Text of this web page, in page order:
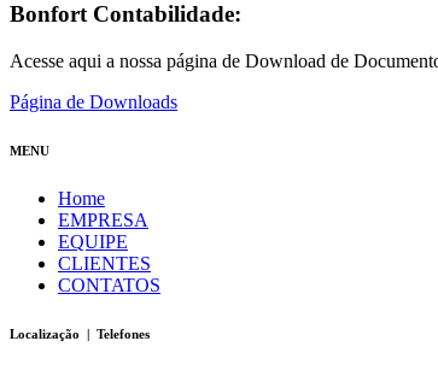
Bonfort Contabilidade:
Acesse aqui a nossa página de Download de
Página de Downloads
MENU
Home
EMPRESA
EQUIPE
CLIENTES
CONTATOS
Localização | Telefones